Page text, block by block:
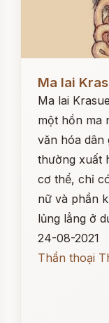
Ma lai
Ma lai
một hồn ma
văn hóa dân
thường xuất
cơ thể, chỉ
nữ và phần
lủng lẳng ở
24-08-2021
Thần thoại